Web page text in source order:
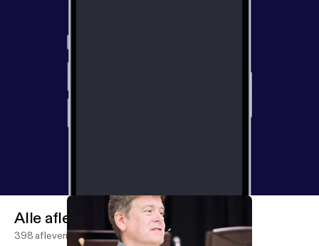
Alle afleveringen
398 afleveringen